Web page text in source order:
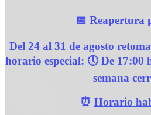
📅 Reapertura
Del 24 al 31 de agosto
horario especial: 🕔 De 17:00
semana
⏰ Horario